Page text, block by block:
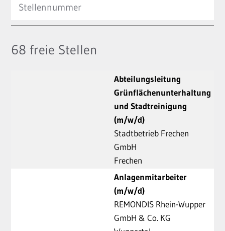
68 freie Stellen
Abteilungsleitung
Grünflächenunterhaltung
und Stadtreinigung
(m/w/d)
Stadtbetrieb Frechen
GmbH
Frechen
Anlagenmitarbeiter
(m/w/d)
REMONDIS Rhein-Wupper
GmbH & Co. KG